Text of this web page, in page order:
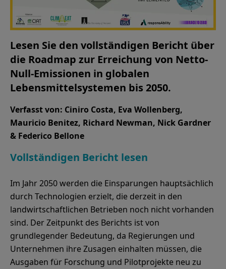
Lesen Sie den vollständigen Bericht über
die Roadmap zur Erreichung von Netto-
Null-Emissionen in globalen
Lebensmittelsystemen bis 2050.
Verfasst von: Ciniro Costa, Eva Wollenberg,
Mauricio Benitez, Richard Newman, Nick Gardner
& Federico Bellone
Vollständigen Bericht lesen
Im Jahr 2050 werden die Einsparungen hauptsächlich
durch Technologien erzielt, die derzeit in den
landwirtschaftlichen Betrieben noch nicht vorhanden
sind. Der Zeitpunkt des Berichts ist von
grundlegender Bedeutung, da Regierungen und
Unternehmen ihre Zusagen einhalten müssen, die
Ausgaben für Forschung und Pilotprojekte neu zu